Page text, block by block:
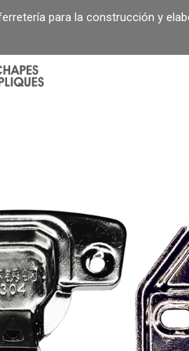
para la construcción y